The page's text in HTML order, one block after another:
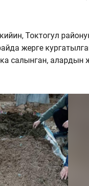
Токтогул
жерге
салынган,